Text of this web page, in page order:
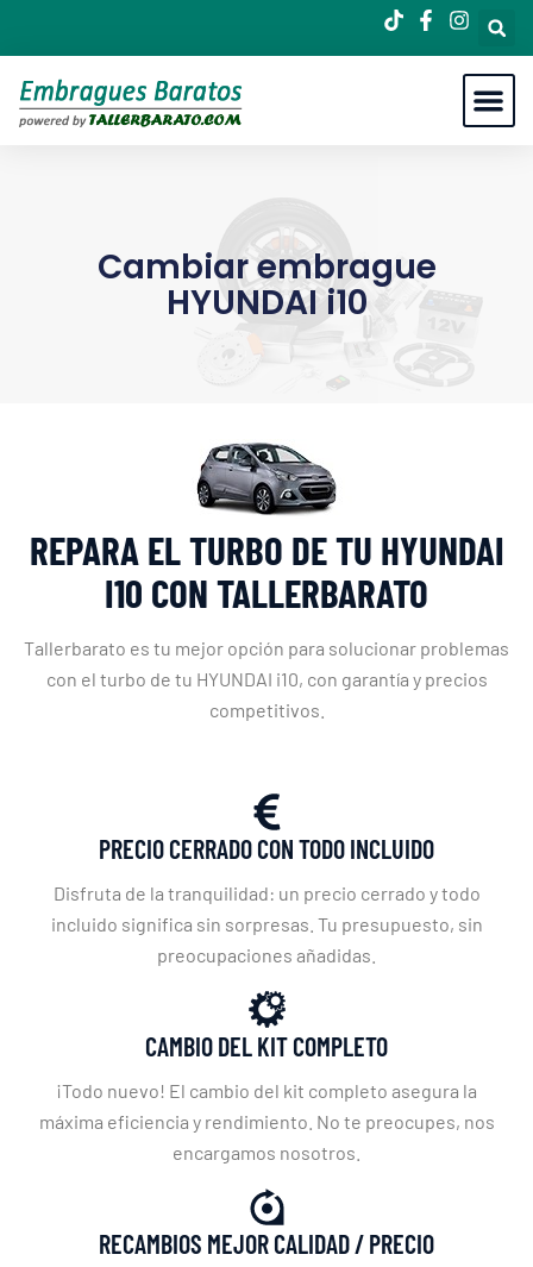
Cambiar embrague
HYUNDAI i10
REPARA EL TURBO DE TU HYUNDAI
I10 CON TALLERBARATO
Tallerbarato es tu mejor opción para solucionar problemas
con el turbo de tu HYUNDAI i10, con garantía y precios
competitivos.
PRECIO CERRADO CON TODO INCLUIDO
Disfruta de la tranquilidad: un precio cerrado y todo
incluido significa sin sorpresas. Tu presupuesto, sin
preocupaciones añadidas.
CAMBIO DEL KIT COMPLETO
¡Todo nuevo! El cambio del kit completo asegura la
máxima eficiencia y rendimiento. No te preocupes, nos
encargamos nosotros.
RECAMBIOS MEJOR CALIDAD / PRECIO